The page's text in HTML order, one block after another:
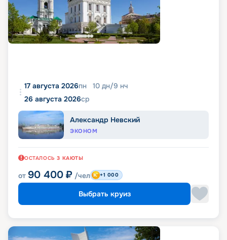
17 августа 2026пн 10 дн/9 нч
26 августа 2026ср
Александр Невский
ЭКОНОМ
ОСТАЛОСЬ 3 КАЮТЫ
от 90 400 ₽ /чел +1 000
Выбрать круиз